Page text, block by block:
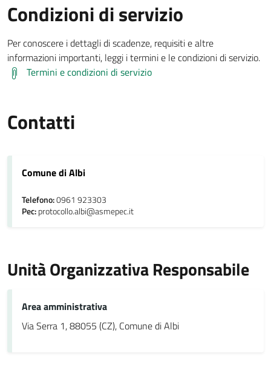
Condizioni di servizio
Per conoscere i dettagli di scadenze, requisiti e altre
informazioni importanti, leggi i termini e le condizioni di servizio.
Termini e condizioni di servizio
Contatti
Comune di Albi
Telefono:0961 923303
Pec:protocollo.albi@asmepec.it
Unità Organizzativa Responsabile
Area amministrativa
Via Serra 1, 88055 (CZ), Comune di Albi